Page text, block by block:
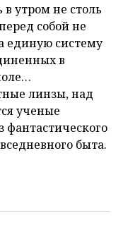
утром не столь
собой не
систему
в
линзы, над
ученые
быта.